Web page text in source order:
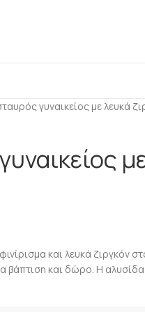
γυναικείος με λευκά
και λευκά ζιργκόν
βάπτιση και δώρο. Η